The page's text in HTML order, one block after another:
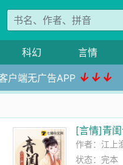
科幻 言情
户端无广告APP ↓↓↓
[言情]青
作者： 江上
状态：完本